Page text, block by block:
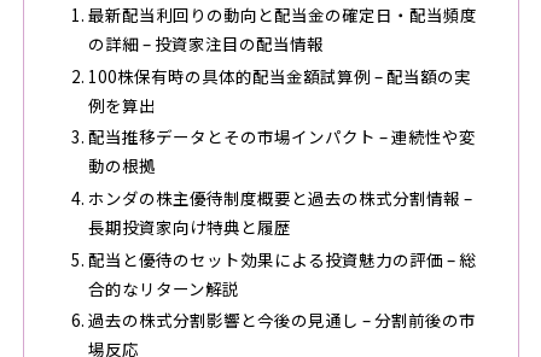
最新配当利回りの動向と配当金の確定日・配当頻度
の詳細 – 投資家注目の配当情報
100株保有時の具体的配当金額試算例 – 配当額の実
例を算出
配当推移データとその市場インパクト – 連続性や変
動の根拠
ホンダの株主優待制度概要と過去の株式分割情報 –
長期投資家向け特典と履歴
配当と優待のセット効果による投資魅力の評価 – 総
合的なリターン解説
過去の株式分割影響と今後の見通し – 分割前後の市
場反応